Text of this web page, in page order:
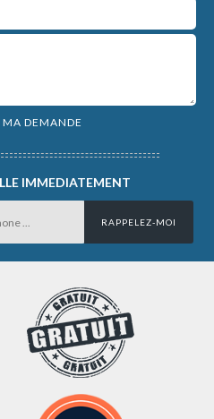
IMMEDIATEMENT